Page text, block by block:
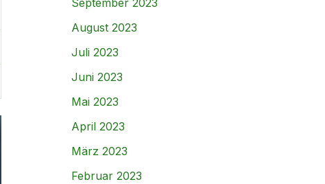
September 2023
August 2023
Juli 2023
Juni 2023
Mai 2023
April 2023
März 2023
Februar 2023